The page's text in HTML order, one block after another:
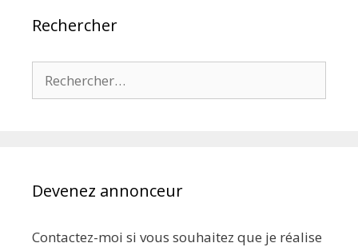
Rechercher
Devenez annonceur
Contactez-moi si vous souhaitez que je réalise